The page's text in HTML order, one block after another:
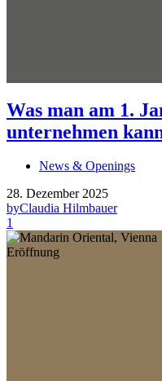
Was man am 1.
unternehmen
News & Openings
28. Dezember 2025
byClaudia Hilmbauer
1